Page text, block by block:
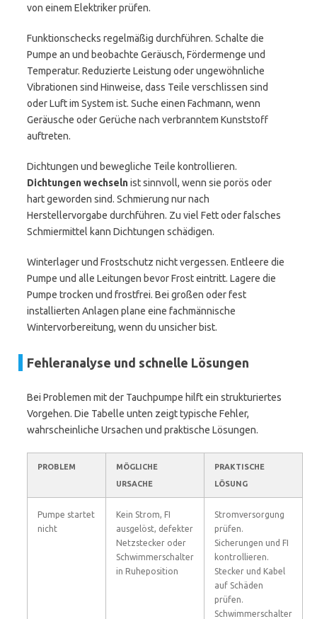
von einem Elektriker prüfen.
Funktionschecks regelmäßig durchführen. Schalte die
Pumpe an und beobachte Geräusch, Fördermenge und
Temperatur. Reduzierte Leistung oder ungewöhnliche
Vibrationen sind Hinweise, dass Teile verschlissen sind
oder Luft im System ist. Suche einen Fachmann, wenn
Geräusche oder Gerüche nach verbranntem Kunststoff
auftreten.
Dichtungen und bewegliche Teile kontrollieren.
Dichtungen wechselnist sinnvoll, wenn sie porös oder
hart geworden sind. Schmierung nur nach
Herstellervorgabe durchführen. Zu viel Fett oder falsches
Schmiermittel kann Dichtungen schädigen.
Winterlager und Frostschutz nicht vergessen. Entleere die
Pumpe und alle Leitungen bevor Frost eintritt. Lagere die
Pumpe trocken und frostfrei. Bei großen oder fest
installierten Anlagen plane eine fachmännische
Wintervorbereitung, wenn du unsicher bist.
Fehleranalyse und schnelle Lösungen
Bei Problemen mit der Tauchpumpe hilft ein strukturiertes
Vorgehen. Die Tabelle unten zeigt typische Fehler,
wahrscheinliche Ursachen und praktische Lösungen.
PROBLEM
MÖGLICHE
URSACHE
PRAKTISCHE
LÖSUNG
Pumpe startet
nicht
Kein Strom, FI
ausgelöst, defekter
Netzstecker oder
Schwimmerschalter
in Ruheposition
Stromversorgung
prüfen.
Sicherungen und FI
kontrollieren.
Stecker und Kabel
auf Schäden
prüfen.
Schwimmerschalter